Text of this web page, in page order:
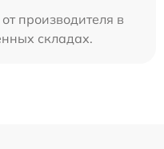
производителя в
складах.